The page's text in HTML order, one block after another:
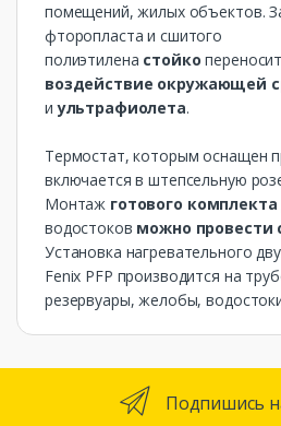
помещений, жилых объектов.
фторопласта и сшитого
полиэтилена стойко переносит
воздействие окружающей
иультрафиолета.
Термостат, которым оснащен
включается в штепсельную
Монтаж готового комплекта
водостоков можно провести
Установка нагревательного
Fenix PFP производится на
резервуары, желобы,
Подпишись